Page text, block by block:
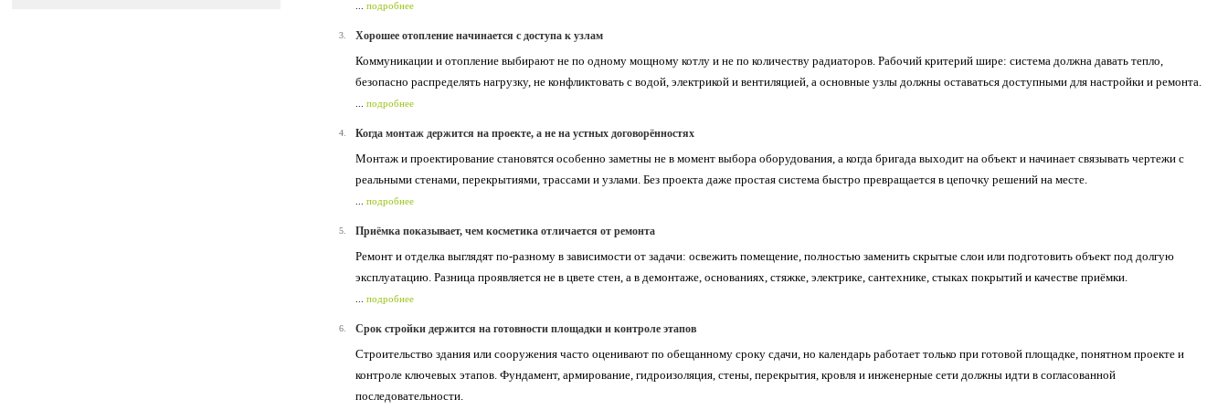
подробнее
3. Хорошее отопление начинается с доступа к узлам
Коммуникации и отопление выбирают не по одному мощному котлу и не по количеству радиаторов. Рабочий критерий шире: система должна давать тепло,
безопасно распределять нагрузку, не конфликтовать с водой, электрикой и вентиляцией, а основные узлы должны оставаться доступными для настройки и ремонта.
подробнее
4. Когда монтаж держится на проекте, а не на устных договорённостях
Монтаж и проектирование становятся особенно заметны не в момент выбора оборудования, а когда бригада выходит на объект и начинает связывать чертежи с
реальными стенами, перекрытиями, трассами и узлами. Без проекта даже простая система быстро превращается в цепочку решений на месте.
подробнее
5. Приёмка показывает, чем косметика отличается от ремонта
Ремонт и отделка выглядят по-разному в зависимости от задачи: освежить помещение, полностью заменить скрытые слои или подготовить объект под долгую
эксплуатацию. Разница проявляется не в цвете стен, а в демонтаже, основаниях, стяжке, электрике, сантехнике, стыках покрытий и качестве приёмки.
подробнее
6. Срок стройки держится на готовности площадки и контроле этапов
Строительство здания или сооружения часто оценивают по обещанному сроку сдачи, но календарь работает только при готовой площадке, понятном проекте и
контроле ключевых этапов. Фундамент, армирование, гидроизоляция, стены, перекрытия, кровля и инженерные сети должны идти в согласованной
последовательности.